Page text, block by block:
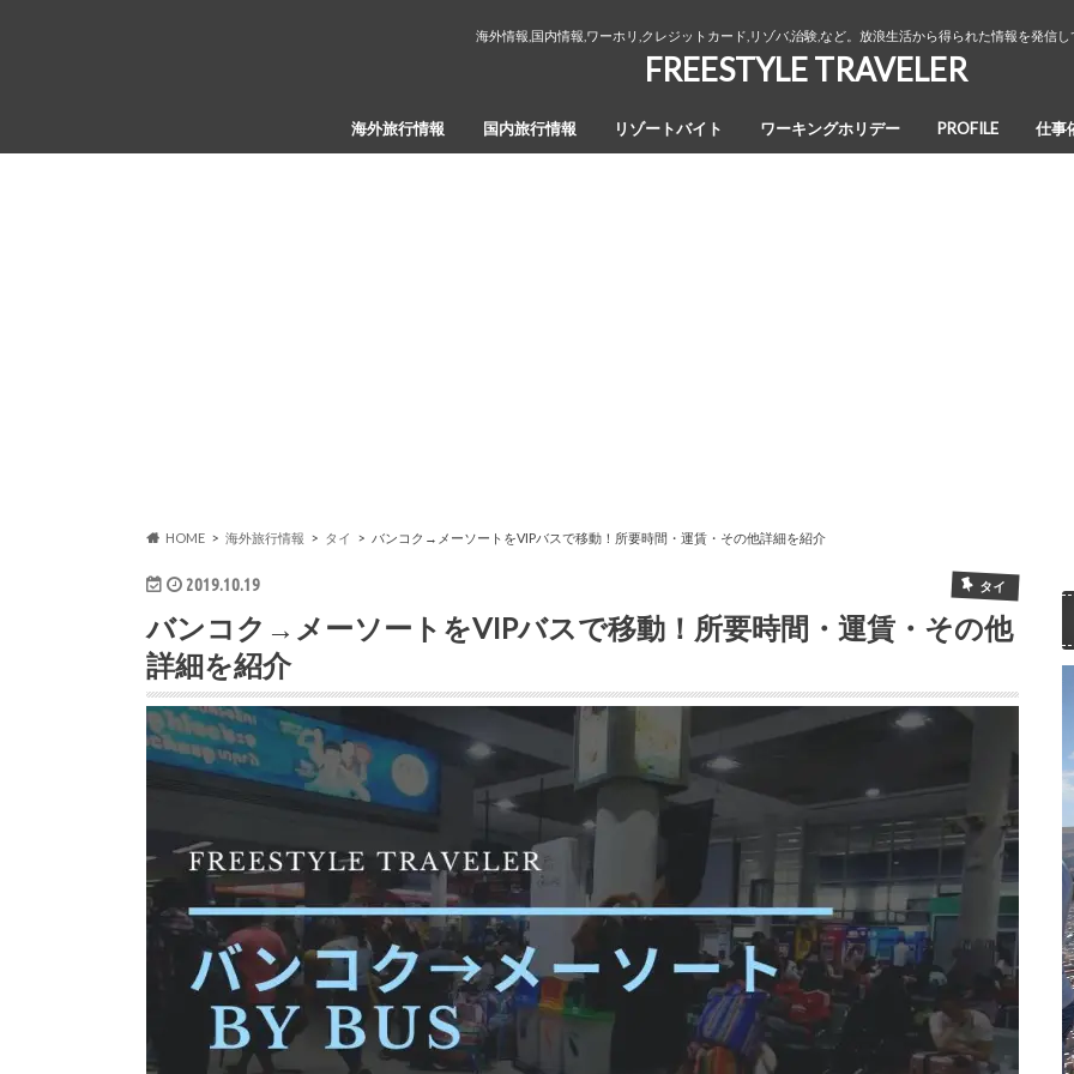
海外情報,国内情報,ワーホリ,クレジットカード,リゾバ,治験,など。放浪生活から得られた情報を発信
FREESTYLE TRAVELER
海外旅行情報 国内旅行情報 リゾートバイト ワーキングホリデー PROFILE 仕事
HOME 海外旅行情報 タイ バンコク→メーソートをVIPバスで移動！所要時間・運賃・その他詳細を紹介
2019.10.19 タイ
バンコク→メーソートをVIPバスで移動！所要時間・運賃・その他
詳細を紹介